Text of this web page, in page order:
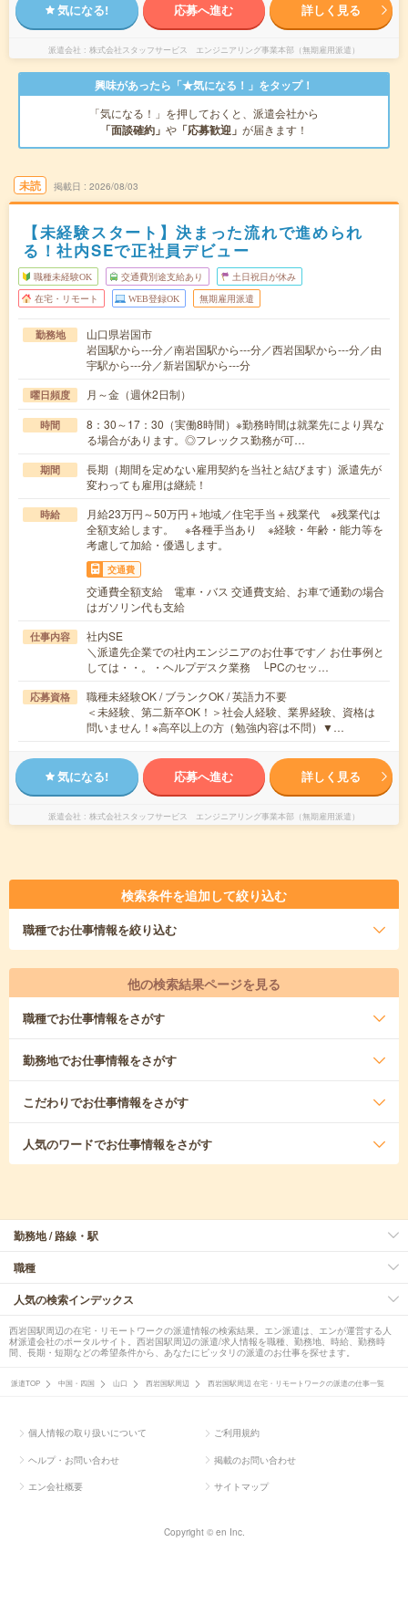
気になる! 応募へ進む 詳しく見る
派遣会社 株式会社スタッフサービス エンジニアリング事業本部（無期雇用派遣）
興味があったら「★気になる！」をタップ！
「気になる！」を押しておくと、派遣会社から
「面談確約」 や 「応募歓迎」 が届きます！
未読 掲載日 2026/08/03
【未経験スタート】決まった流れで進められ
る！社内SEで正社員デビュー
職種未経験OK 交通費別途支給あり 土日祝日が休み
在宅・リモート WEB登録OK 無期雇用派遣
勤務地
山口県岩国市
岩国駅から---分／南岩国駅から---分／西岩国駅から---分／由
宇駅から---分／新岩国駅から---分
曜日頻度 月～金（週休2日制）
時間
8：30～17：30（実働8時間）※勤務時間は就業先により異な
る場合があります。◎フレックス勤務が可…
期間
長期（期間を定めない雇用契約を当社と結びます）派遣先が
変わっても雇用は継続！
時給
月給23万円～50万円＋地域／住宅手当＋残業代 ※残業代は
全額支給します。 ※各種手当あり ※経験・年齢・能力等を
考慮して加給・優遇します。
交通費
交通費全額支給 電車・バス 交通費支給、お車で通勤の場合
はガソリン代も支給
仕事内容
社内SE
＼派遣先企業での社内エンジニアのお仕事です／ お仕事例と
しては・・。・ヘルプデスク業務 └PCのセッ…
応募資格
職種未経験OK / ブランクOK / 英語力不要
＜未経験、第二新卒OK！＞社会人経験、業界経験、資格は
問いません！※高卒以上の方（勉強内容は不問）▼…
気になる! 応募へ進む 詳しく見る
派遣会社 株式会社スタッフサービス エンジニアリング事業本部（無期雇用派遣）
検索条件を追加して絞り込む
職種でお仕事情報を絞り込む
他の検索結果ページを見る
職種でお仕事情報をさがす
勤務地でお仕事情報をさがす
こだわりでお仕事情報をさがす
人気のワードでお仕事情報をさがす
勤務地 / 路線・駅
職種
人気の検索インデックス
西岩国駅周辺の在宅・リモートワークの派遣情報の検索結果。エン派遣は、エンが運営する人
材派遣会社のポータルサイト。西岩国駅周辺の派遣/求人情報を職種、勤務地、時給、勤務時
間、長期・短期などの希望条件から、あなたにピッタリの派遣のお仕事を探せます。
派遣TOP 中国・四国 山口 西岩国駅周辺 西岩国駅周辺 在宅・リモートワークの派遣の仕事一覧
個人情報の取り扱いについて ご利用規約
ヘルプ・お問い合わせ 掲載のお問い合わせ
エン会社概要 サイトマップ
Copyright © en Inc.